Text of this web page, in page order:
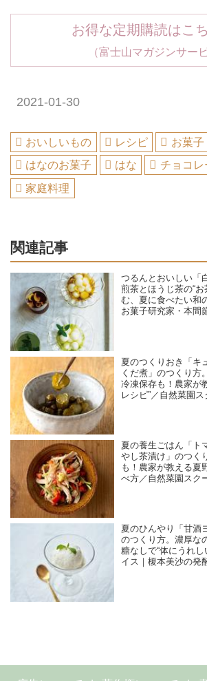
お得な定期購読はこ
（富士山マガジンサービ
2021-01-30
おいしいもの レシピ お菓子
はなのお菓子
はな
チョコレ
家庭料理
関連記事
つるんとおいしい「
煎茶とほうじ茶の“お
む、夏に食べたい和
お菓子研究家・本間
夏のつくりおき「キ
くだ煮」のつくり方
冷凍保存も！農家が
レシピ”／自然菜園ス
夏の養生ごはん「ト
やし茶漬け」のつく
も！農家が教える夏
べ方／自然菜園スク
夏のひんやり「甘酒
のつくり方。濃厚な
糖なしで“体にうれし
イス｜榎本美沙の発